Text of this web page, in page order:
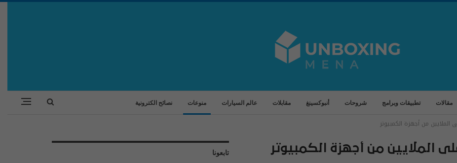
مقالات تطبيقات وبرامج شروحات أنبوكسينغ مقابلات عالم السيارات منوعات نصائح الكترونية
من أجهزة الكمبيوتر
الملايين من أجهزة الكمبيوتر تابعونا